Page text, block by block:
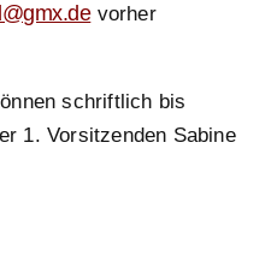
vorher
schriftlich bis
1. Vorsitzenden Sabine